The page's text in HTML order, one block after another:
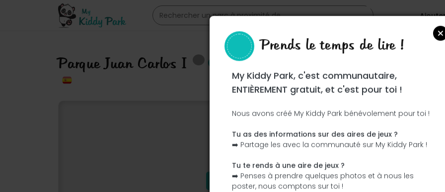
Parque Juan Carlos I
Ce parc n'a pas encore été visité ! À toi de jouer !
J'ajoute le nom J'ajoute des photos
Prends le temps de lire !
My Kiddy Park, c'est communautaire,
ENTIÈREMENT gratuit, et c'est pour toi !
Nous avons créé My Kiddy Park bénévolement pour toi !
Tu as des informations sur des aires de jeux ?
➡️ Partage les avec la communauté sur My Kiddy Park !
Tu te rends à une aire de jeux ?
➡️ Penses à prendre quelques photos et à nous les
poster, nous comptons sur toi !